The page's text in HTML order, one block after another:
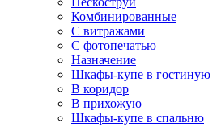
Комбинированные
С витражами
С фотопечатью
Назначение
Шкафы-купе в гостиную
В коридор
В прихожую
Шкафы-купе в спальню